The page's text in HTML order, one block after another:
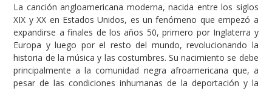
La canción angloamericana moderna, nacida entre los siglos
XIX y XX en Estados Unidos, es un fenómeno que empezó a
expandirse a finales de los años 50, primero por Inglaterra y
Europa y luego por el resto del mundo, revolucionando la
historia de la música y las costumbres. Su nacimiento se debe
principalmente a la comunidad negra afroamericana que, a
pesar de las condiciones inhumanas de la deportación y la